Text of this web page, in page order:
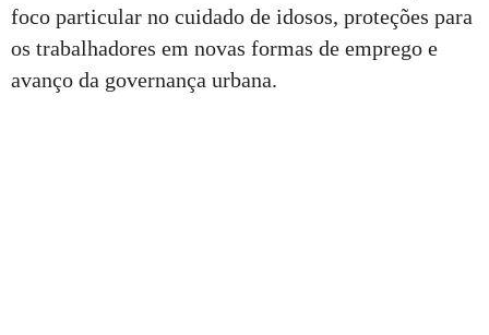
foco particular no cuidado de idosos, proteções para
os trabalhadores em novas formas de emprego e
avanço da governança urbana.